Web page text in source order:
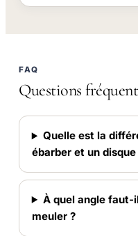
FAQ
Questions
Quelle est la
ébarber et un
À quel angle faut-
meuler ?